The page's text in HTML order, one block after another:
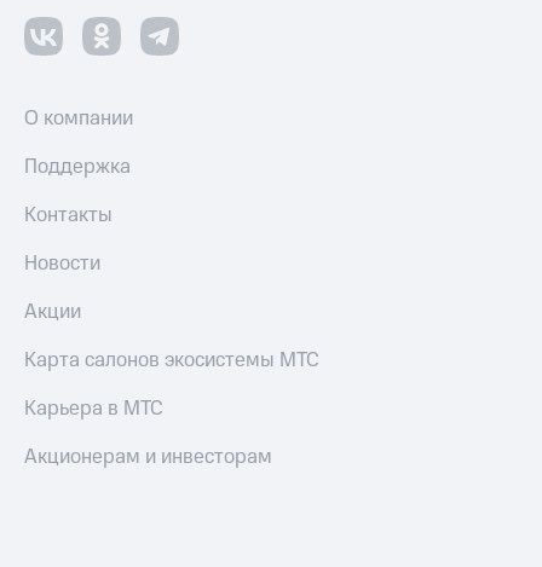
О компании
Поддержка
Контакты
Новости
Акции
Карта салонов экосистемы МТС
Карьера в МТС
Акционерам и инвесторам